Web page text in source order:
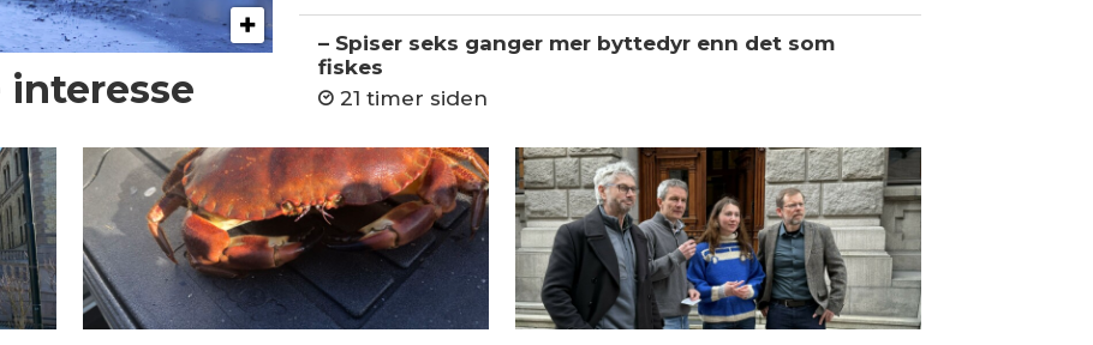
interesse
– Spiser seks ganger mer byttedyr enn det som
fiskes
21 timer siden